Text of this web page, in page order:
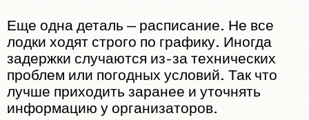
Еще одна деталь — расписание. Не все
лодки ходят строго по графику. Иногда
задержки случаются из-за технических
проблем или погодных условий. Так что
лучше приходить заранее и уточнять
информацию у организаторов.